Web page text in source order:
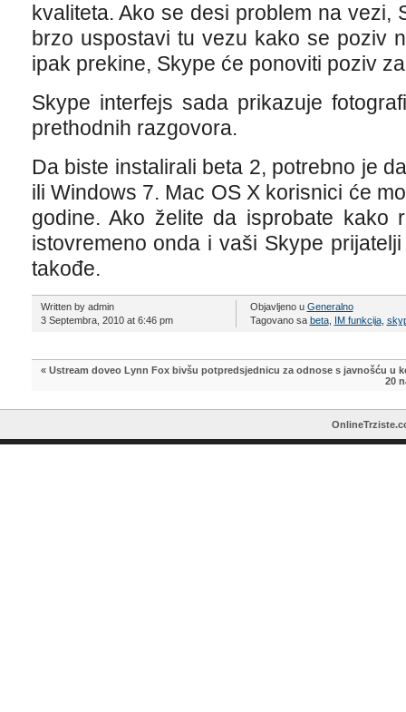
kvaliteta. Ako se desi problem na vezi,
brzo uspostavi tu vezu kako se poziv
ipak prekine, Skype će ponoviti poziv
Skype interfejs sada prikazuje
prethodnih razgovora.
Da biste instalirali beta 2, potrebno je
ili Windows 7. Mac OS X korisnici će
godine. Ako želite da isprobate kako
istovremeno onda i vaši Skype
takođe.
Written by admin
3 Septembra, 2010 at 6:46 pm
Objavljeno u Generalno
Tagovano sa beta, IM funkcija,
« Ustream doveo Lynn Fox bivšu potpredsjednicu za odnose s javnošću u
20